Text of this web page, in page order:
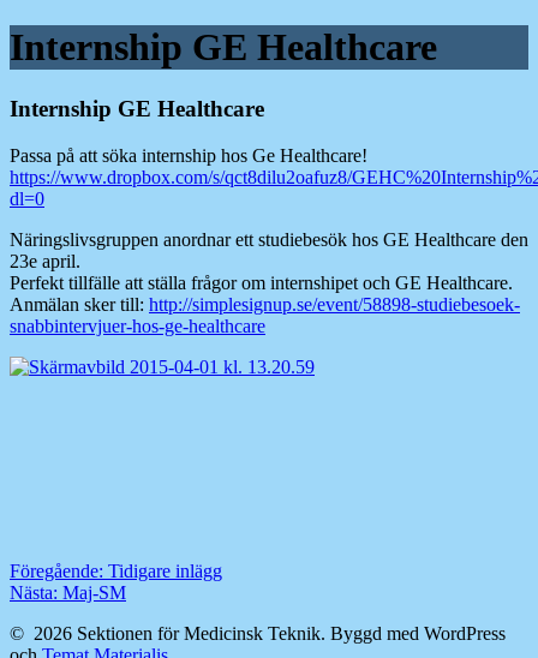
Internship GE Healthcare
Internship GE Healthcare
Passa på att söka internship hos Ge Healthcare!
https://www.dropbox.com/s/qct8dilu2oafuz8/
dl=0
Näringslivsgruppen anordnar ett studiebesök hos GE Healthcare den
23e april.
Perfekt tillfälle att ställa frågor om internshipet och GE Healthcare.
Anmälan sker till: http://simplesignup.se/event/58898-studiebesoek-
snabbintervjuer-hos-ge-healthcare
Inläggsnavigering
Föregående: Föregående
inlägg:
Tidigare inlägg
Nästa: Nästa
Maj-SM
© 2026 Sektionen för Medicinsk Teknik. Byggd med WordPress